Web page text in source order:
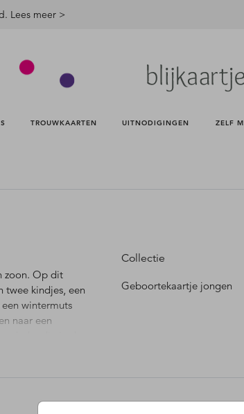
Lees meer >
TROUWKAARTEN UITNODIGINGEN ZELF
zoon. Op dit
twee kindjes, een
wintermuts
naar een
wens aan in de
Collectie
Geboortekaartje jongen